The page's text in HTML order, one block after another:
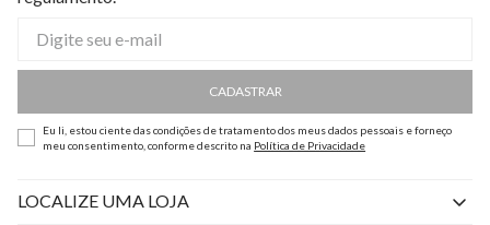
CADASTRAR
Eu li, estou ciente das condições de tratamento dos meus dados pessoais e forneço
meu consentimento, conforme descrito na Política de Privacidade
LOCALIZE UMA LOJA